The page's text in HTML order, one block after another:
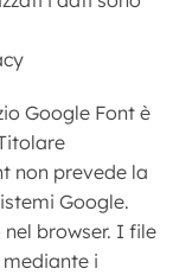
Google Font è
non prevede la
Google.
browser. I file
i